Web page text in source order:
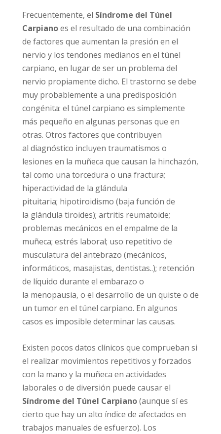
Frecuentemente, el Síndrome del Túnel
Carpianoes el resultado de una combinación
de factores que aumentan la presión en el
nervio y los tendones medianos en el túnel
carpiano, en lugar de ser un problema del
nervio propiamente dicho. El trastorno se debe
muy probablemente a una predisposición
congénita: el túnel carpiano es simplemente
más pequeño en algunas personas que en
otras. Otros factores que contribuyen
al diagnóstico incluyen traumatismos o
lesiones en la muñeca que causan la hinchazón,
tal como una torcedura o una fractura;
hiperactividad de la glándula
pituitaria; hipotiroidismo (baja función de
la glándula tiroides); artritis reumatoide;
problemas mecánicos en el empalme de la
muñeca; estrés laboral; uso repetitivo de
musculatura del antebrazo (mecánicos,
informáticos, masajistas, dentistas..); retención
de líquido durante el embarazo o
la menopausia, o el desarrollo de un quiste o de
un tumor en el túnel carpiano. En algunos
casos es imposible determinar las causas.
Existen pocos datos clínicos que comprueban si
el realizar movimientos repetitivos y forzados
con la mano y la muñeca en actividades
laborales o de diversión puede causar el
Síndrome del Túnel Carpiano(aunque sí es
cierto que hay un alto índice de afectados en
trabajos manuales de esfuerzo). Los